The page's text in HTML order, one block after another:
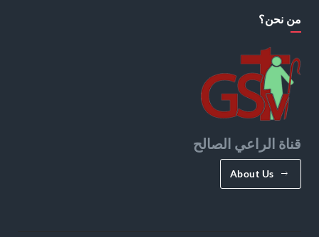
من نحن؟
قناة الراعي الصالح
About Us